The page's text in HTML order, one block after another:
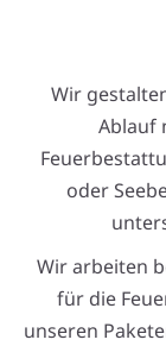
Wir
Ablauf
oder
Wir arbeiten
für die
unseren